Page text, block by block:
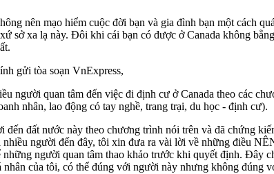
nên mạo hiểm cuộc đời bạn và gia đình bạn một cách
sở xa lạ này. Đôi khi cái bạn có được ở Canada không
gửi tòa soạn VnExpress,
người quan tâm đến việc đi định cư ở Canada theo các
nhân, lao động có tay nghề, trang trại, du học - định cư).
đến đất nước này theo chương trình nói trên và đã chứng
nhiều người đến đây, tôi xin đưa ra vài lời về những điều
người quan tâm thao khảo trước khi quyết định. Đây
nhân của tôi, có thể đúng với người này nhưng không đúng